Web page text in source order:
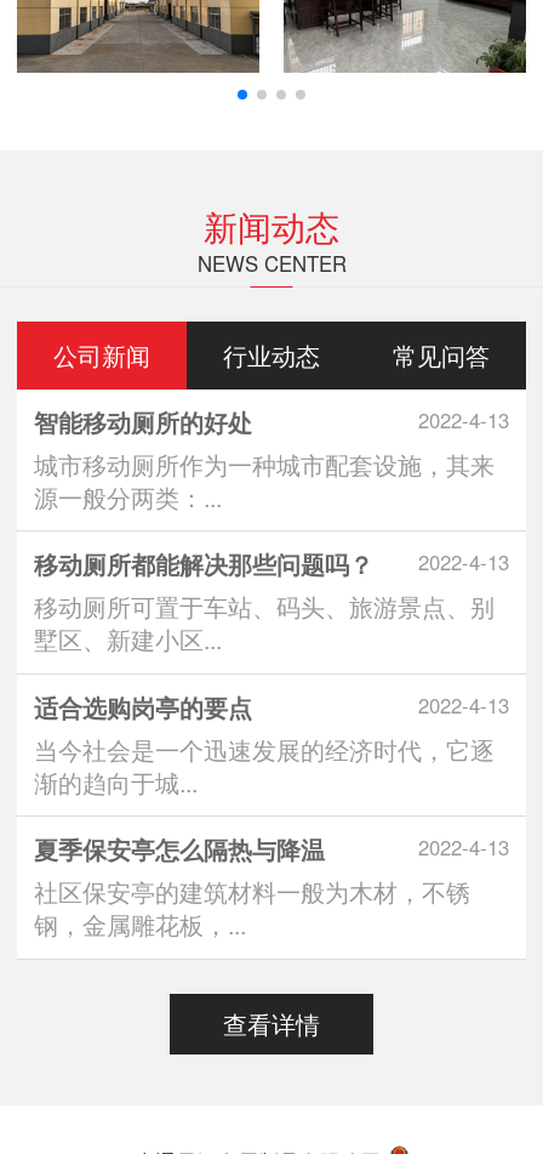
新闻动态
NEWS CENTER
公司新闻 行业动态 常见问答
2022-4-13
智能移动厕所的好处
城市移动厕所作为一种城市配套设施，其来
源一般分两类：...
2022-4-13
移动厕所都能解决那些问题吗？
移动厕所可置于车站、码头、旅游景点、别
墅区、新建小区...
2022-4-13
适合选购岗亭的要点
当今社会是一个迅速发展的经济时代，它逐
渐的趋向于城...
2022-4-13
夏季保安亭怎么隔热与降温
社区保安亭的建筑材料一般为木材，不锈
钢，金属雕花板，...
查看详情